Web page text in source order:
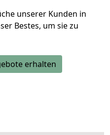
unserer Kunden in
Bestes, um sie zu
erhalten